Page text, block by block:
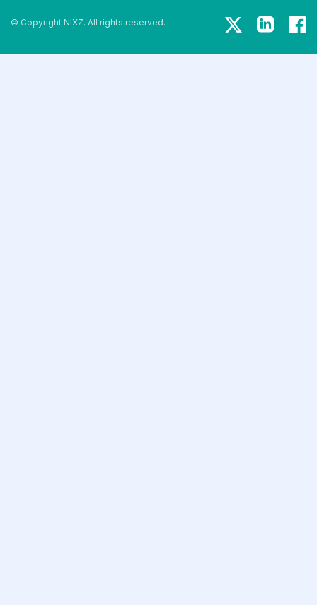
© Copyright NIXZ. All rights reserved.